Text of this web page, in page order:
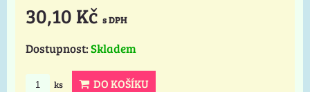
30,10 Kč s DPH
Dostupnost:Skladem
ks DO KOŠÍKU